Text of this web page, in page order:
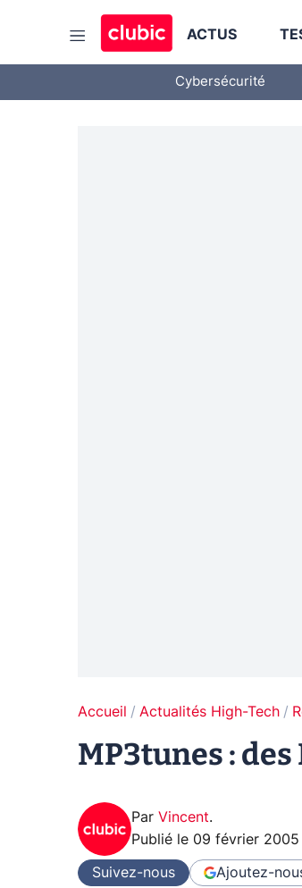
ACTUS
Cybersécurité
Accueil Actualités High-Tech
MP3tunes : des
Par Vincent.
Publié le 09 février 2005
Suivez-nous Ajoutez-